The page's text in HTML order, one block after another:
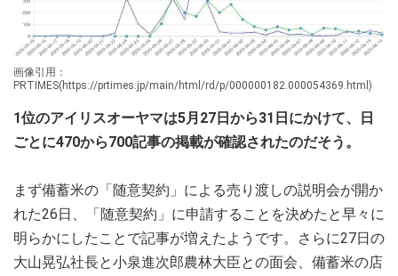
画像引用：
PRTIMES(https://prtimes.jp/main/html/rd/p/000000182.000054369.html)
1位のアイリスオーヤマは5月27日から31日にかけて、日
ごとに470から700記事の掲載が確認されたのだそう。
まず備蓄米の「随意契約」による売り渡しの説明会が開か
れた26日、「随意契約」に申請することを決めたと早々に
明らかにしたことで記事が増えたようです。さらに27日の
大山晃弘社長と小泉進次郎農林大臣との面会、備蓄米の店